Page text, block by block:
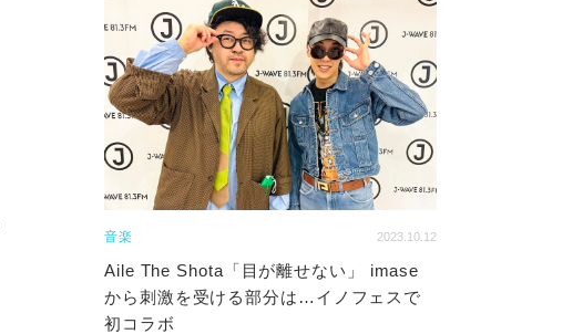
音楽 2023.10.12
Aile The Shota「目が離せない」 imase
から刺激を受ける部分は…イノフェスで
初コラボ